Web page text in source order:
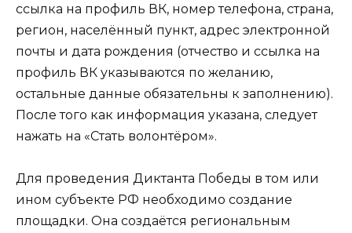
ссылка на профиль ВК, номер телефона, страна,
регион, населённый пункт, адрес электронной
почты и дата рождения (отчество и ссылка на
профиль ВК указываются по желанию,
остальные данные обязательны к заполнению).
После того как информация указана, следует
нажать на «Стать волонтёром».
Для проведения Диктанта Победы в том или
ином субъекте РФ необходимо создание
площадки. Она создаётся региональным